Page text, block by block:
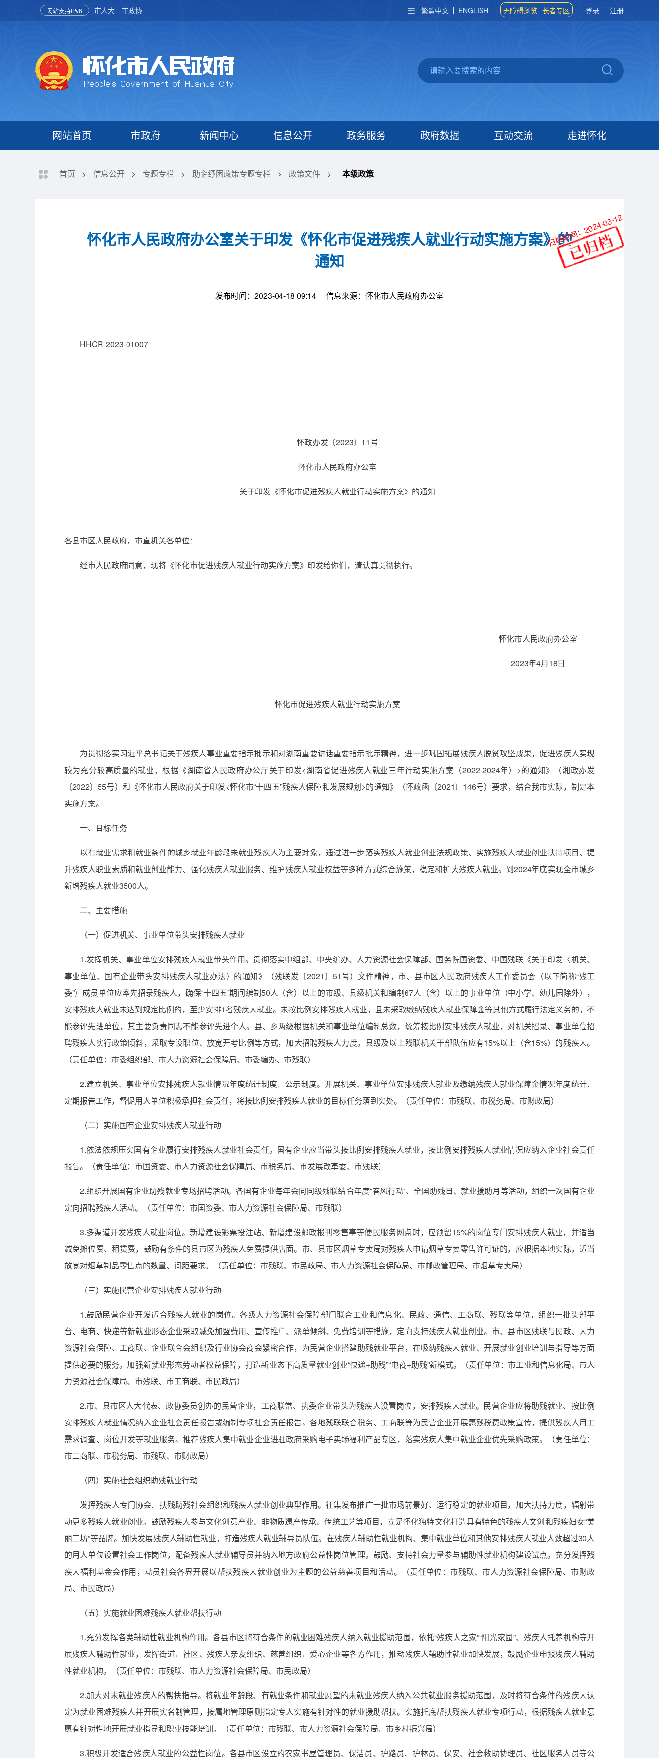
网站支持IPv6 市人大 市政协 繁體中文 ENGLISH 无障碍浏览 长者专区 登录 注册
网站首页 市政府 新闻中心 信息公开 政务服务 政府数据 互动交流 走进怀化
首页 > 信息公开 > 专题专栏 > 助企纾困政策专题专栏 > 政策文件 > 本级政策
怀化市人民政府办公室关于印发《怀化市促进残疾人就业行动实施方案》的
通知
发布时间：2023-04-18 09:14 信息来源：怀化市人民政府办公室
HHCR-2023-01007
怀政办发〔2023〕11号
怀化市人民政府办公室
关于印发《怀化市促进残疾人就业行动实施方案》的通知
各县市区人民政府，市直机关各单位：
经市人民政府同意，现将《怀化市促进残疾人就业行动实施方案》印发给你们，请认真贯彻执行。
怀化市人民政府办公室
2023年4月18日
怀化市促进残疾人就业行动实施方案
为贯彻落实习近平总书记关于残疾人事业重要指示批示和对湖南重要讲话重要指示批示精神，进一步巩固拓展残疾人脱贫攻坚成果，促进残疾人实现
较为充分较高质量的就业，根据《湖南省人民政府办公厅关于印发<湖南省促进残疾人就业三年行动实施方案（2022-2024年）>的通知》（湘政办发
〔2022〕55号）和《怀化市人民政府关于印发<怀化市“十四五”残疾人保障和发展规划>的通知》（怀政函〔2021〕146号）要求，结合我市实际，制定本
实施方案。
一、目标任务
以有就业需求和就业条件的城乡就业年龄段未就业残疾人为主要对象，通过进一步落实残疾人就业创业法规政策、实施残疾人就业创业扶持项目、提
升残疾人职业素质和就业创业能力、强化残疾人就业服务、维护残疾人就业权益等多种方式综合施策，稳定和扩大残疾人就业。到2024年底实现全市城乡
新增残疾人就业3500人。
二、主要措施
（一）促进机关、事业单位带头安排残疾人就业
1.发挥机关、事业单位安排残疾人就业带头作用。贯彻落实中组部、中央编办、人力资源社会保障部、国务院国资委、中国残联《关于印发〈机关、
事业单位、国有企业带头安排残疾人就业办法〉的通知》（残联发〔2021〕51号）文件精神，市、县市区人民政府残疾人工作委员会（以下简称“残工
委”）成员单位应率先招录残疾人，确保“十四五”期间编制50人（含）以上的市级、县级机关和编制67人（含）以上的事业单位（中小学、幼儿园除外），
安排残疾人就业未达到规定比例的，至少安排1名残疾人就业。未按比例安排残疾人就业，且未采取缴纳残疾人就业保障金等其他方式履行法定义务的，不
能参评先进单位，其主要负责同志不能参评先进个人。县、乡两级根据机关和事业单位编制总数，统筹按比例安排残疾人就业，对机关招录、事业单位招
聘残疾人实行政策倾斜，采取专设职位、放宽开考比例等方式，加大招聘残疾人力度。县级及以上残联机关干部队伍应有15%以上（含15%）的残疾人。
（责任单位：市委组织部、市人力资源社会保障局、市委编办、市残联）
2.建立机关、事业单位安排残疾人就业情况年度统计制度、公示制度。开展机关、事业单位安排残疾人就业及缴纳残疾人就业保障金情况年度统计、
定期报告工作，督促用人单位积极承担社会责任，将按比例安排残疾人就业的目标任务落到实处。（责任单位：市残联、市税务局、市财政局）
（二）实施国有企业安排残疾人就业行动
1.依法依规压实国有企业履行安排残疾人就业社会责任。国有企业应当带头按比例安排残疾人就业，按比例安排残疾人就业情况应纳入企业社会责任
报告。（责任单位：市国资委、市人力资源社会保障局、市税务局、市发展改革委、市残联）
2.组织开展国有企业助残就业专场招聘活动。各国有企业每年会同同级残联结合年度“春风行动”、全国助残日、就业援助月等活动，组织一次国有企业
定向招聘残疾人活动。（责任单位：市国资委、市人力资源社会保障局、市残联）
3.多渠道开发残疾人就业岗位。新增建设彩票投注站、新增建设邮政报刊零售亭等便民服务网点时，应预留15%的岗位专门安排残疾人就业，并适当
减免摊位费、租赁费，鼓励有条件的县市区为残疾人免费提供店面。市、县市区烟草专卖局对残疾人申请烟草专卖零售许可证的，应根据本地实际，适当
放宽对烟草制品零售点的数量、间距要求。（责任单位：市残联、市民政局、市人力资源社会保障局、市邮政管理局、市烟草专卖局）
（三）实施民营企业安排残疾人就业行动
1.鼓励民营企业开发适合残疾人就业的岗位。各级人力资源社会保障部门联合工业和信息化、民政、通信、工商联、残联等单位，组织一批头部平
台、电商、快递等新就业形态企业采取减免加盟费用、宣传推广、派单倾斜、免费培训等措施，定向支持残疾人就业创业。市、县市区残联与民政、人力
资源社会保障、工商联、企业联合会组织及行业协会商会紧密合作，为民营企业搭建助残就业平台，在吸纳残疾人就业、开展就业创业培训与指导等方面
提供必要的服务。加强新就业形态劳动者权益保障，打造新业态下高质量就业创业“快递+助残”“电商+助残”新模式。（责任单位：市工业和信息化局、市人
力资源社会保障局、市残联、市工商联、市民政局）
2.市、县市区人大代表、政协委员创办的民营企业，工商联常、执委企业带头为残疾人设置岗位，安排残疾人就业。民营企业应将助残就业、按比例
安排残疾人就业情况纳入企业社会责任报告或编制专项社会责任报告。各地残联联合税务、工商联等为民营企业开展惠残税费政策宣传，提供残疾人用工
需求调查、岗位开发等就业服务。推荐残疾人集中就业企业进驻政府采购电子卖场福利产品专区，落实残疾人集中就业企业优先采购政策。（责任单位：
市工商联、市税务局、市残联、市财政局）
（四）实施社会组织助残就业行动
发挥残疾人专门协会、扶残助残社会组织和残疾人就业创业典型作用。征集发布推广一批市场前景好、运行稳定的就业项目，加大扶持力度，辐射带
动更多残疾人就业创业。鼓励残疾人参与文化创意产业、非物质遗产传承、传统工艺等项目，立足怀化独特文化打造具有特色的残疾人文创和残疾妇女“美
丽工坊”等品牌。加快发展残疾人辅助性就业，打造残疾人就业辅导员队伍。在残疾人辅助性就业机构、集中就业单位和其他安排残疾人就业人数超过30人
的用人单位设置社会工作岗位，配备残疾人就业辅导员并纳入地方政府公益性岗位管理。鼓励、支持社会力量参与辅助性就业机构建设试点。充分发挥残
疾人福利基金会作用，动员社会各界开展以帮扶残疾人就业创业为主题的公益慈善项目和活动。（责任单位：市残联、市人力资源社会保障局、市财政
局、市民政局）
（五）实施就业困难残疾人就业帮扶行动
1.充分发挥各类辅助性就业机构作用。各县市区将符合条件的就业困难残疾人纳入就业援助范围，依托“残疾人之家”“阳光家园”、残疾人托养机构等开
展残疾人辅助性就业，发挥街道、社区、残疾人亲友组织、慈善组织、爱心企业等各方作用，推动残疾人辅助性就业加快发展，鼓励企业申报残疾人辅助
性就业机构。（责任单位：市残联、市人力资源社会保障局、市民政局）
2.加大对未就业残疾人的帮扶指导。将就业年龄段、有就业条件和就业愿望的未就业残疾人纳入公共就业服务援助范围，及时将符合条件的残疾人认
定为就业困难残疾人并开展实名制管理，按属地管理原则指定专人实施有针对性的就业援助帮扶。实施托底帮扶残疾人就业专项行动，根据残疾人就业意
愿有针对性地开展就业指导和职业技能培训。（责任单位：市残联、市人力资源社会保障局、市乡村振兴局）
3.积极开发适合残疾人就业的公益性岗位。各县市区设立的农家书屋管理员、保洁员、护路员、护林员、保安、社会救助协理员、社区服务人员等公
归档时间：2024-03-12